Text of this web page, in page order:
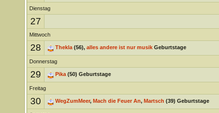
Dienstag
27
Mittwoch
28 Thekla(56), alles andere ist nur musikGeburtstage
Donnerstag
29 Pika(50) Geburtstage
Freitag
30 WegZumMeer, Mach die Feuer An, Martsch (39) Geburtstage